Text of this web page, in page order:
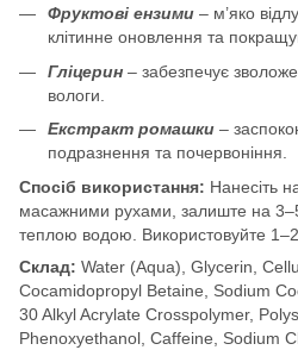
Фруктові ензими – м’яко
клітинне оновлення та
Гліцерин – забезпечує
вологи.
Екстракт ромашки –
подразнення та почервоніння.
Спосіб використання: Нанесіть
масажними рухами, залиште на
теплою водою. Використовуйте
Склад: Water (Aqua), Glycerin,
Cocamidopropyl Betaine, Sodium
30 Alkyl Acrylate Crosspolymer,
Phenoxyethanol, Caffeine, Sodium